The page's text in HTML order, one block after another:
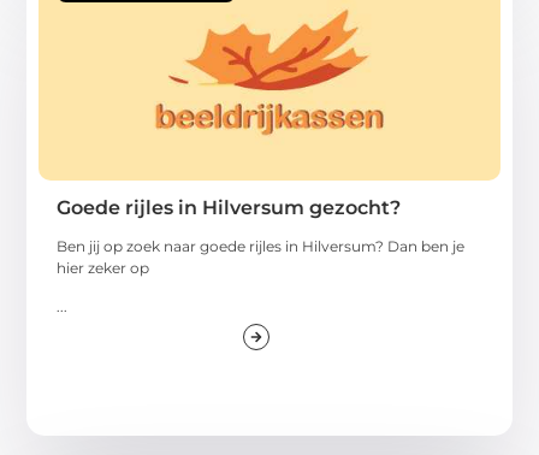
Goede rijles in Hilversum gezocht?
Ben jij op zoek naar goede rijles in Hilversum? Dan ben je
hier zeker op
...